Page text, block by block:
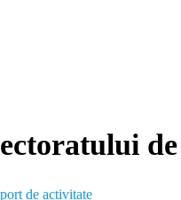
de activitate